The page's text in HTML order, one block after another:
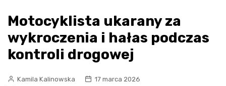
Motocyklista ukarany za
wykroczenia i hałas podczas
kontroli drogowej
Kamila Kalinowska
17 marca 2026